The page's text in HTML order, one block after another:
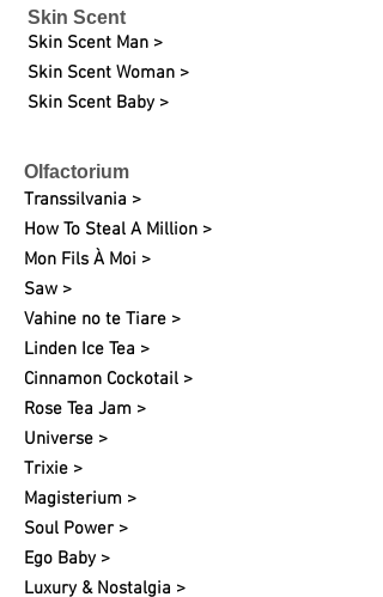
Skin Scent
Skin Scent Man >
Skin Scent Woman >
Skin Scent Baby >
Olfactorium
Transsilvania >
How To Steal A Million >
Mon Fils À Moi >
Saw >
Vahine no te Tiare >
Linden Ice Tea >
Cinnamon Cockotail >
Rose Tea Jam >
Universe >
Trixie >
Magisterium >
Soul Power >
Ego Baby >
Luxury & Nostalgia >